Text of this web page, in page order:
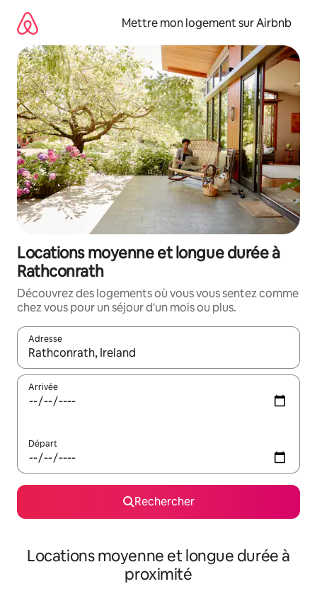
directement
contenu
Mettre mon logement sur Airbnb
Locations moyenne et longue durée à
Rathconrath
Découvrez des logements où vous vous sentez comme
chez vous pour un séjour d'un mois ou plus.
Adresse
Lorsque les résultats s'affichent, utilisez les flèches vers le
Arrivée
Départ
Rechercher
Locations moyenne et longue durée à
proximité